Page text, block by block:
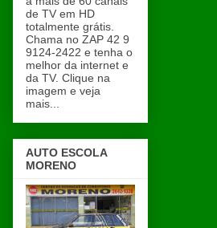
de TV em HD
totalmente grátis.
Chama no ZAP 42 9
9124-2422 e tenha o
melhor da internet e
da TV. Clique na
imagem e veja
mais...
AUTO ESCOLA
MORENO